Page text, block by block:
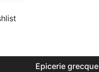
Epicerie grecque